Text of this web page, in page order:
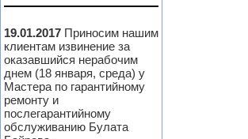
19.01.2017 Приносим нашим
клиентам извинение за
оказавшийся нерабочим
днем (18 января, среда) у
Мастера по гарантийному
ремонту и
послегарантийному
обслуживанию Булата